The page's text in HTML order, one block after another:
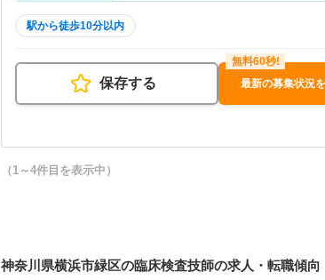
駅から徒歩10分以内
保存する 最新の募集状況
（1～4件目を表示中）
神奈川県横浜市緑区の臨床検査技師の求人・転職傾向